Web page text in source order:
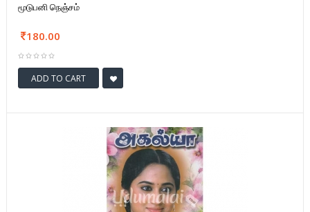
மூடுபனி நெஞ்சம்
180.00
ADD TO CART